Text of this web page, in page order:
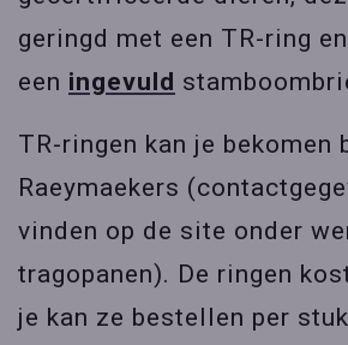
geringd met een TR-ring
een ingevuld
TR-ringen kan je bekomen
Raeymaekers
vinden op de site onder
tragopanen). De ringen
je kan ze bestellen per